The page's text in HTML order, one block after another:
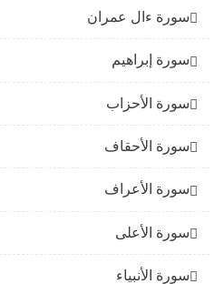
سورة ءال عمران
سورة إبراهيم
سورة الأحزاب
سورة الأحقاف
سورة الأعراف
سورة الأعلى
سورة الأنبياء